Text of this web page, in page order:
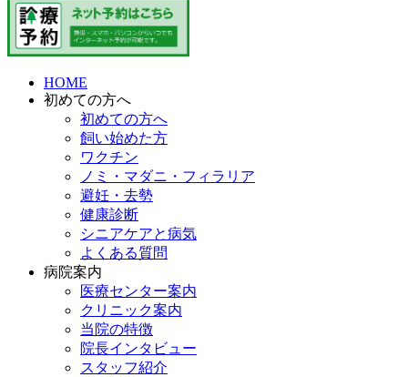
HOME
初めての方へ
初めての方へ
飼い始めた方
ワクチン
ノミ・マダニ・フィラリア
避妊・去勢
健康診断
シニアケアと病気
よくある質問
病院案内
医療センター案内
クリニック案内
当院の特徴
院長インタビュー
スタッフ紹介